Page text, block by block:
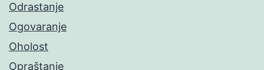
Odrastanje
Ogovaranje
Oholost
Opraštanje